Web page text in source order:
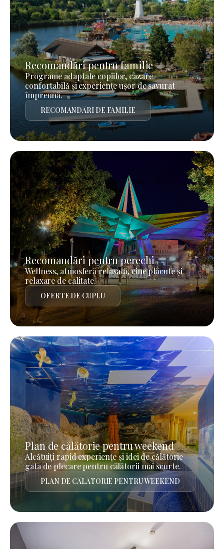
Recomandări pentru familie
Programe adaptate copiilor, cazare
confortabilă și experiențe ușor de savurat
împreună.
RECOMANDĂRI DE FAMILIE
Recomandări pentru perechi
Wellness, atmosferă relaxată, cine plăcute și
relaxare de calitate.
OFERTE DE CUPLU
Plan de călătorie pentru weekend
Alcătuiți rapid experiențe și idei de călătorie
gata de plecare pentru călătorii mai scurte.
PLAN DE CĂLĂTORIE PENTRU WEEKEND